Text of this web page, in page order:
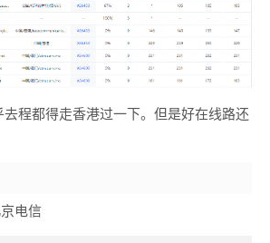
程都得走香港过一下。但是好在线路还
电信